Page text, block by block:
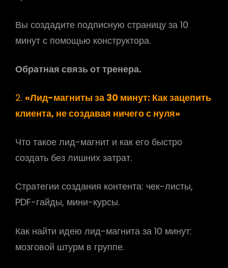
Вы создадите подписную страницу за 10
минут с помощью конструктора.
Обратная связь от тренера.
2. «Лид-магниты за 30 минут: Как зацепить
клиента, не создавая ничего с нуля»
Что такое лид-магнит и как его быстро
создать без лишних затрат.
Стратегии создания контента: чек-листы,
PDF-гайды, мини-курсы.
Как найти идею лид-магнита за 10 минут:
мозговой штурм в группе.